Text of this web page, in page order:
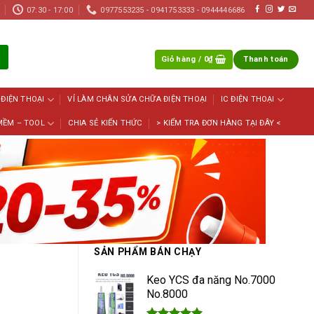
07:30 - 17:00 0977553235 - 0941753333 - 0944446686
Giỏ hàng / 0₫ Thanh toán
THOẠI VỈ LÀM CHÂN SỬA CHỮA ĐIỆN THOẠI IC ĐIỆN THOẠI
– TOOL CHIA SẺ KIẾN THỨC > KIỂM TRA ĐƠN HÀNG TẠI ĐÂY <
SẢN PHẨM BÁN CHẠY
Keo YCS đa năng No.7000
No.8000